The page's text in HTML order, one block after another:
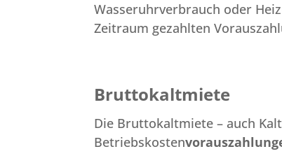
Wasseruhrverbrauch oder
Zeitraum gezahlten
Bruttokaltmiete
Die Bruttokaltmiete – auch
Betriebskosten